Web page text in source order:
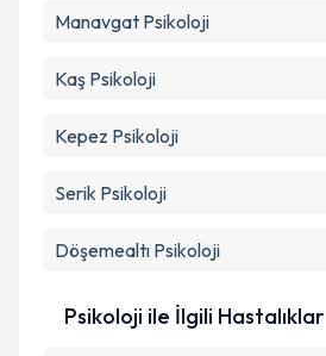
Manavgat Psikoloji
Kaş Psikoloji
Kepez Psikoloji
Serik Psikoloji
Döşemealtı Psikoloji
Psikoloji ile İlgili Hastalıklar